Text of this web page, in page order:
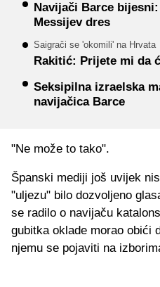
Navijači Barce
Messijev dres
Saigrači se 'okomili' na Hrvata
Rakitić: Prijete mi da
Seksipilna izraelska
navijačica Barce
"Ne može to tako".
Španski mediji još uvijek
"uljezu" bilo dozvoljeno
se radilo o navijaču
gubitka oklade morao obići
njemu se pojaviti na